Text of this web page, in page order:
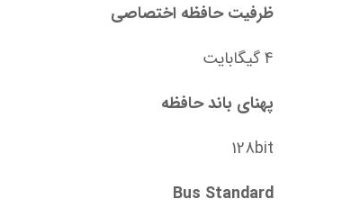
ظرفیت حافظه اختصاصی
4 گیگابایت
پهنای باند حافظه
128bit
Bus Standard